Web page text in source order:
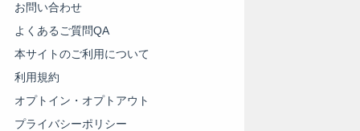
お問い合わせ
よくあるご質問QA
本サイトのご利用について
利用規約
オプトイン・オプトアウト
プライバシーポリシー